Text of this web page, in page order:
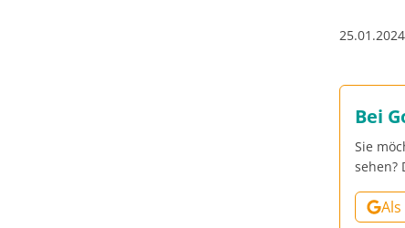
25.01.2024
Bei
Sie
sehen?